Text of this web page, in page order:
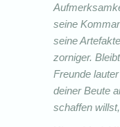
seine
seine
zorniger.
Freunde
deiner Beute
schaffen